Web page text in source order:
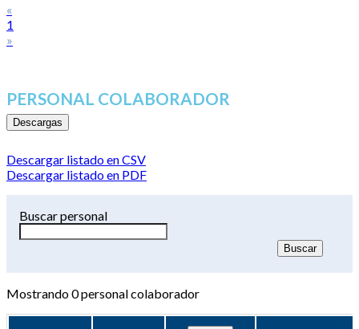
«
1
»
PERSONAL COLABORADOR
Descargas
Descargar listado en CSV
Descargar listado en PDF
Buscar personal
Mostrando0personal colaborador